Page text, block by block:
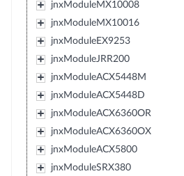
jnxModuleMX10008
jnxModuleMX10016
jnxModuleEX9253
jnxModuleJRR200
jnxModuleACX5448M
jnxModuleACX5448D
jnxModuleACX6360OR
jnxModuleACX6360OX
jnxModuleACX5800
jnxModuleSRX380